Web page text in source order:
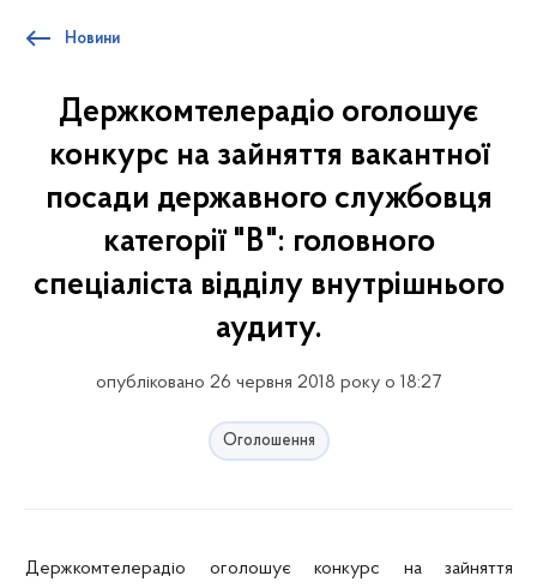
Новини
Держкомтелерадіо оголошує
конкурс на зайняття вакантної
посади державного службовця
категорії "В": головного
спеціаліста відділу внутрішнього
аудиту.
опубліковано 26 червня 2018 року о 18:27
Оголошення
Держкомтелерадіо оголошує конкурс на зайняття